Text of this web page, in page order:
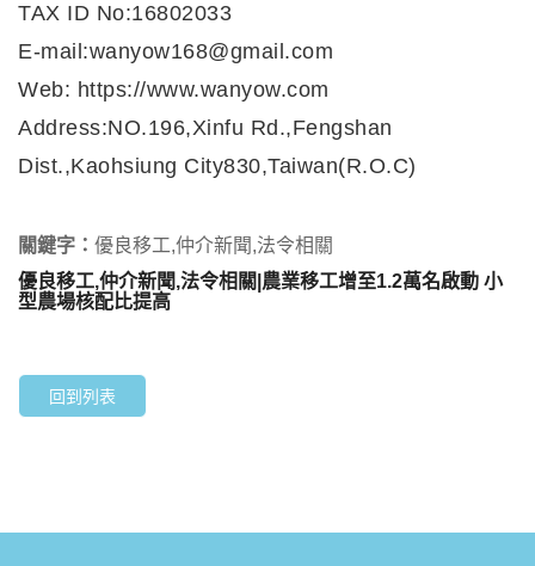
TAX ID No:16802033
E-mail:wanyow168@gmail.com
Web: https://www.wanyow.com
Address:NO.196,Xinfu Rd.,Fengshan
Dist.,Kaohsiung City830,Taiwan(R.O.C)
關鍵字： 優良移工,仲介新聞,法令相關
優良移工,仲介新聞,法令相關|農業移工增至1.2萬名啟動 小
型農場核配比提高
回到列表